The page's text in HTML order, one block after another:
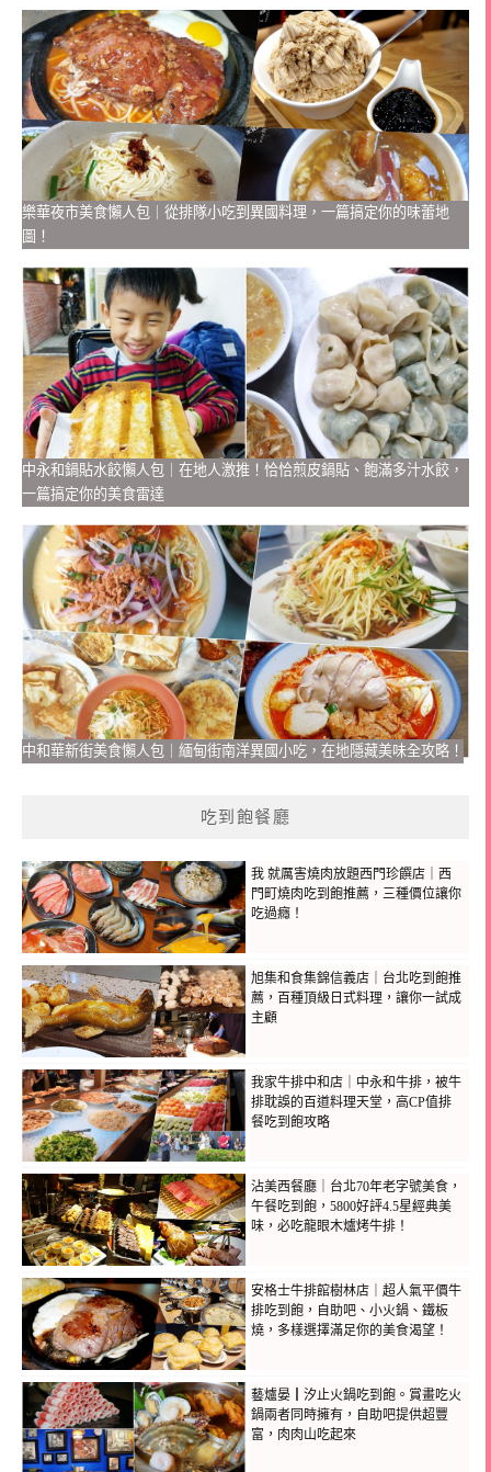
樂華夜市美食懶人包｜從排隊小吃到異國料理，一篇搞定你的味蕾地
圖！
中永和鍋貼水餃懶人包｜在地人激推！恰恰煎皮鍋貼、飽滿多汁水餃，
一篇搞定你的美食雷達
中和華新街美食懶人包｜緬甸街南洋異國小吃，在地隱藏美味全攻略！
吃到飽餐廳
我 就厲害燒肉放題西門珍饌店｜西
門町燒肉吃到飽推薦，三種價位讓你
吃過癮！
旭集和食集錦信義店｜台北吃到飽推
薦，百種頂級日式料理，讓你一試成
主顧
我家牛排中和店｜中永和牛排，被牛
排耽誤的百道料理天堂，高CP值排
餐吃到飽攻略
沾美西餐廳｜台北70年老字號美食，
午餐吃到飽，5800好評4.5星經典美
味，必吃龍眼木爐烤牛排！
安格士牛排館樹林店｜超人氣平價牛
排吃到飽，自助吧、小火鍋、鐵板
燒，多樣選擇滿足你的美食渴望！
藝爐晏┃汐止火鍋吃到飽。賞畫吃火
鍋兩者同時擁有，自助吧提供超豐
富，肉肉山吃起來